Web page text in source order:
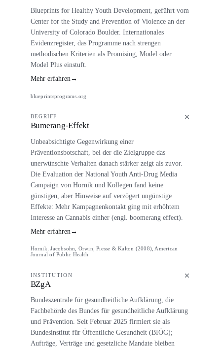
Blueprints for Healthy Youth Development, geführt vom
Center for the Study and Prevention of Violence an der
University of Colorado Boulder. Internationales
Evidenzregister, das Programme nach strengen
methodischen Kriterien als Promising, Model oder
Model Plus einstuft.
Mehr erfahren→
blueprintsprograms.org
BEGRIFF
Bumerang-Effekt
Unbeabsichtigte Gegenwirkung einer
Präventionsbotschaft, bei der die Zielgruppe das
unerwünschte Verhalten danach stärker zeigt als zuvor.
Die Evaluation der National Youth Anti-Drug Media
Campaign von Hornik und Kollegen fand keine
günstigen, aber Hinweise auf verzögert ungünstige
Effekte: Mehr Kampagnenkontakt ging mit erhöhtem
Interesse an Cannabis einher (engl. boomerang effect).
Mehr erfahren→
Hornik, Jacobsohn, Orwin, Piesse & Kalton (2008), American
Journal of Public Health
INSTITUTION
BZgA
Bundeszentrale für gesundheitliche Aufklärung, die
Fachbehörde des Bundes für gesundheitliche Aufklärung
und Prävention. Seit Februar 2025 firmiert sie als
Bundesinstitut für Öffentliche Gesundheit (BIÖG);
Aufträge, Verträge und gesetzliche Mandate bleiben